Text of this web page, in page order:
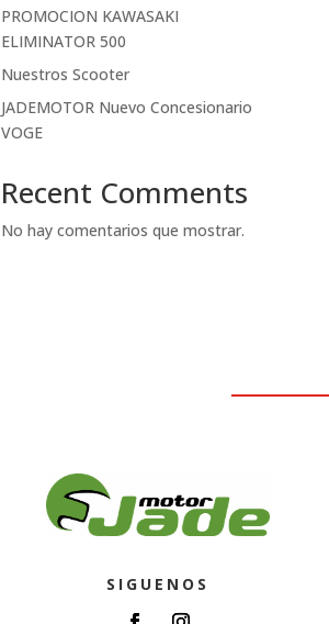
PROMOCION KAWASAKI
ELIMINATOR 500
Nuestros Scooter
JADEMOTOR Nuevo Concesionario
VOGE
Recent Comments
No hay comentarios que mostrar.
SIGUENOS